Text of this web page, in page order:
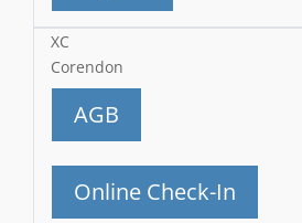
XC
Corendon
AGB
Online Check-In